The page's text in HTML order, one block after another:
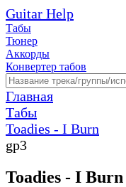
Guitar Help
Табы
Тюнер
Аккорды
Конвертер табов
Главная
Табы
Toadies - I Burn
gp3
Toadies - I